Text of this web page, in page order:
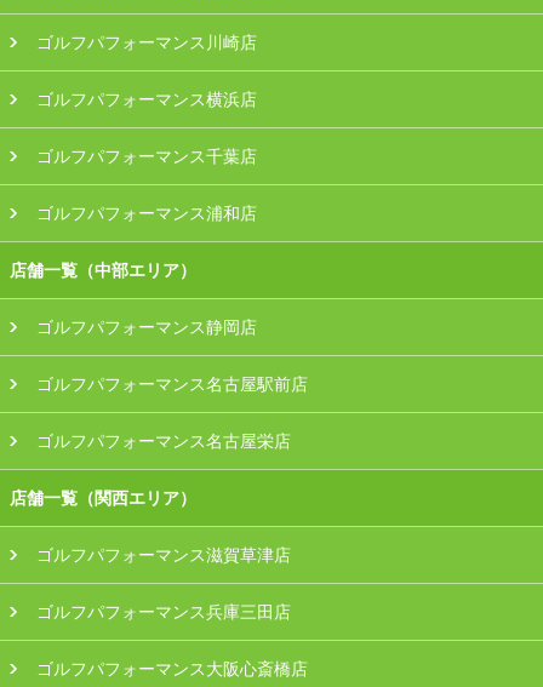
ゴルフパフォーマンス川崎店
ゴルフパフォーマンス横浜店
ゴルフパフォーマンス千葉店
ゴルフパフォーマンス浦和店
店舗一覧（中部エリア）
ゴルフパフォーマンス静岡店
ゴルフパフォーマンス名古屋駅前店
ゴルフパフォーマンス名古屋栄店
店舗一覧（関西エリア）
ゴルフパフォーマンス滋賀草津店
ゴルフパフォーマンス兵庫三田店
ゴルフパフォーマンス大阪心斎橋店